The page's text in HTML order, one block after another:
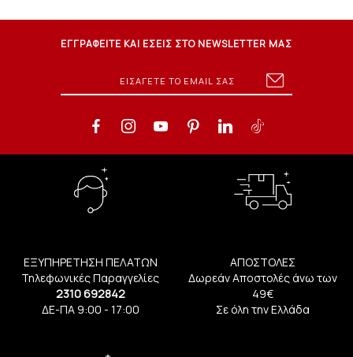
ΕΓΓΡΑΦΕΙΤΕ ΚΑΙ ΕΣΕΙΣ ΣΤΟ NEWSLETTER ΜΑΣ
ΕΞΥΠΗΡΕΤΗΣΗ ΠΕΛΑΤΩΝ
Τηλεφωνικές Παραγγελίες
2310 692842
ΔΕ-ΠΑ 9:00 - 17:00
ΑΠΟΣΤΟΛΕΣ
Δωρεάν Αποστολές άνω των
49€
Σε όλη την Ελλάδα